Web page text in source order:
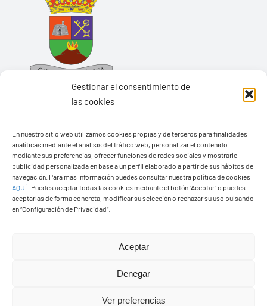
Gestionar el consentimiento de
las cookies
En nuestro sitio web utilizamos cookies propias y de terceros para finalidades
analíticas mediante el análisis del tráfico web, personalizar el contenido
mediante sus preferencias, ofrecer funciones de redes sociales y mostrarle
publicidad personalizada en base a un perfil elaborado a partir de sus hábitos de
navegación. Para más información puedes consultar nuestra política de cookies
AQUÍ
Puedes aceptar todas las cookies mediante el botón “Aceptar” o puedes
aceptarlas de forma concreta, modificar su selección o rechazar su uso pulsando
en “Configuración de Privacidad”.
Aceptar
Denegar
Ver preferencias
Ayuntamiento de Yaiza
Pza. de Los Remedios, 1
35570 – Yaiza
Tel:928 83 62 20
© Copyright2026 Ayuntamiento de Yaiza - Todos los